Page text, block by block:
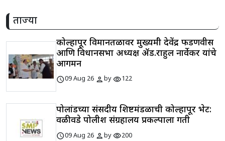
ताज्या
कोल्हापूर विमानतळावर मुख्यमंत्री देवेंद्र फडणवीस
आणि विधानसभा अध्यक्ष ॲड.राहुल नार्वेकर यांचे
आगमन
schedule09 Aug 26 personbyvisibility122
पोलांडच्या संसदीय शिष्टमंडळाची कोल्हापूर भेट:
वळीवडे पोलीश संग्रहालय प्रकल्पाला गती
schedule09 Aug 26 personbyvisibility200